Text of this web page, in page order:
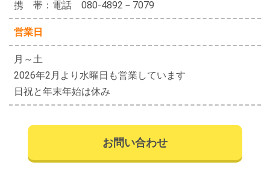
携 帯：電話 080-4892－7079
営業日
月～土
2026年2月より水曜日も営業しています
日祝と年末年始は休み
お問い合わせ